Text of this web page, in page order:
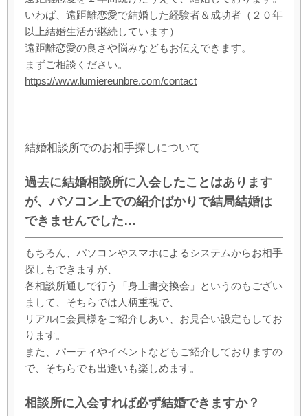
いわば、遠距離恋愛で結婚した経験者＆成功者（２０年
以上結婚生活が継続しています）
遠距離恋愛の良さや悩みなどもお伝えできます。
まずご相談ください。
https://www.lumiereunbre.com/contact
結婚相談所でのお相手探しについて
過去に結婚相談所に入会したことはあります
が、パソコン上での紹介ばかりで結局結婚は
できませんでした…
もちろん、パソコンやスマホによるシステムからお相手
探しもできますが、
各相談所通しで行う「身上書交換会」というのもござい
まして、そちらでは人柄重視で、
リアルに会員様をご紹介しあい、お見合い設定もしてお
ります。
また、パーティやイベントなどもご紹介しておりますの
で、そちらでも出逢いも楽しめます。
相談所に入会すれば必ず結婚できますか？